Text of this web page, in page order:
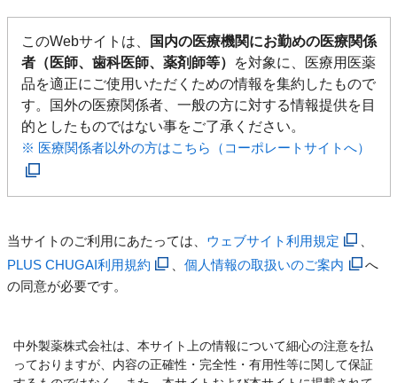
このWebサイトは、
国内の医療機関にお勤めの医療関係
者（医師、歯科医師、薬剤師等）
を対象に、医療用医薬
品を適正にご使用いただくための情報を集約したもので
す。国外の医療関係者、一般の方に対する情報提供を目
的としたものではない事をご了承ください。
※ 医療関係者以外の方はこちら（コーポレートサイトへ）
当サイトのご利用にあたっては、 ウェブサイト利用規定
PLUS CHUGAI利用規約
、個人情報の取扱いのご案内
へ
の同意が必要です。
中外製薬株式会社は、本サイト上の情報について細心の注意を払
っておりますが、内容の正確性・完全性・有用性等に関して保証